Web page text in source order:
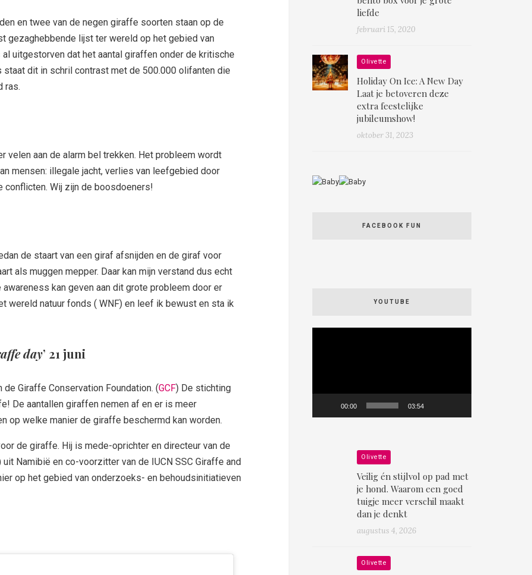
en twee van de negen giraffe soorten staan op de
gezaghebbende lijst ter wereld op het gebied van
uitgestorven dat het aantal giraffen onder de kritische
dit in schril contrast met de 500.000 olifanten die
ras.
velen aan de alarm bel trekken. Het probleem wordt
mensen: illegale jacht, verlies van leefgebied door
conflicten. Wij zijn de boosdoeners!
de staart van een giraf afsnijden en de giraf voor
als muggen mepper. Daar kan mijn verstand dus echt
kan geven aan dit grote probleem door er
wereld natuur fonds ( WNF) en leef ik bewust en sta ik
day’ 21 juni
Giraffe Conservation Foundation. (GCF) De stichting
De aantallen giraffen nemen af en er is meer
op welke manier de giraffe beschermd kan worden.
de giraffe. Hij is mede-oprichter en directeur van de
Namibië en co-voorzitter van de IUCN SSC Giraffe and
op het gebied van onderzoeks- en behoudsinitiatieven
liefde
februari 15, 2020
Olivette
Holiday On Ice: A New Day
Laat je betoveren deze
extra feestelijke
jubileumshow!
oktober 31, 2023
FACEBOOK FUN
YOUTUBE
00:00 03:54
Olivette
Veilig én stijlvol op pad met
je hond. Waarom een goed
tuigje meer verschil maakt
dan je denkt
augustus 4, 2026
Olivette